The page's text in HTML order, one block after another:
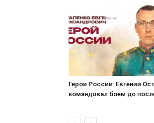
Герои России: Евгений
командовал боем до